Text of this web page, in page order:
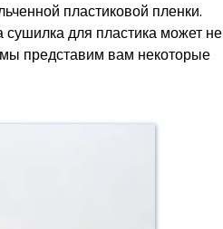
пластиковой пленки.
сушилка для пластика может не
мы представим вам некоторые